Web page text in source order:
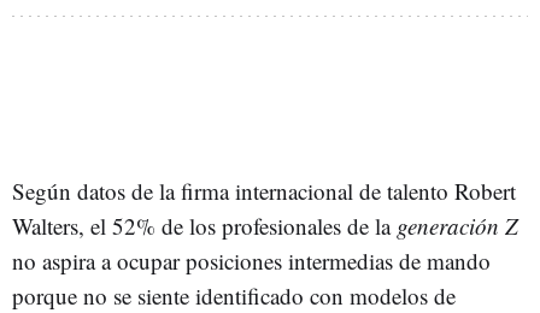
Según datos de la firma internacional de talento Robert
Walters, el 52% de los profesionales de la generación Z
no aspira a ocupar posiciones intermedias de mando
porque no se siente identificado con modelos de